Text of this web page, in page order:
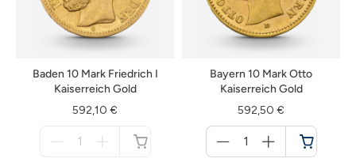
Baden 10 Mark Friedrich I
Kaiserreich Gold
592,10 €
Bayern 10 Mark Otto
Kaiserreich Gold
592,50 €
für
Warenkorb